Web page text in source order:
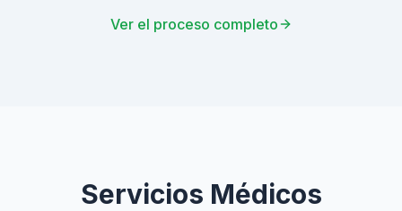
Ver el proceso completo
Servicios Médicos